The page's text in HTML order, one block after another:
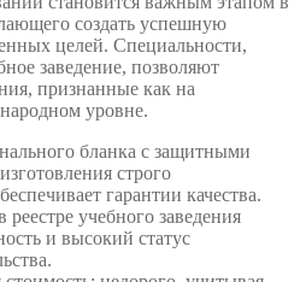
создать успешную
целей. Специальности,
заведение, позволяют
признанные как на
уровне.
бланка с защитными
строго
гарантии качества.
реестре учебного заведения
и высокий статус